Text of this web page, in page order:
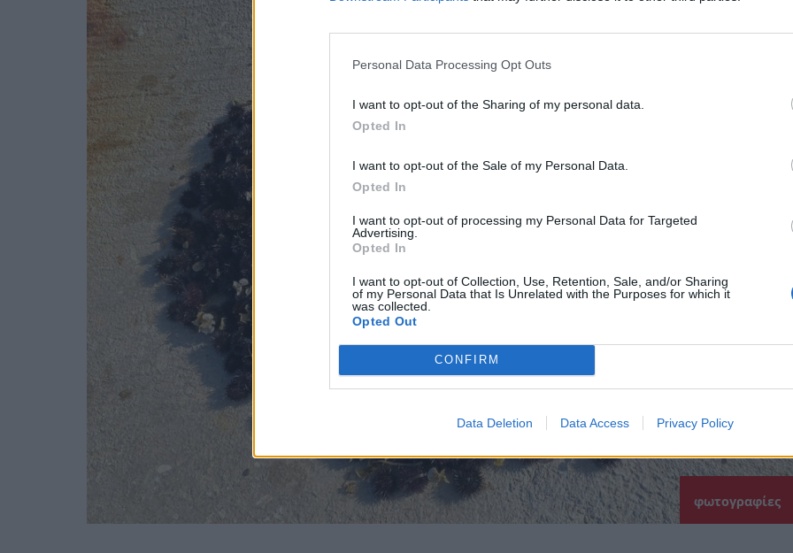
Personal Data Processing Opt Outs
I want to opt-out of the Sharing of my personal data.
Opted In
I want to opt-out of the Sale of my Personal Data.
Opted In
I want to opt-out of processing my Personal Data for Targeted
Advertising.
Opted In
I want to opt-out of Collection, Use, Retention, Sale, and/or Sharing
of my Personal Data that Is Unrelated with the Purposes for which it
was collected.
Opted Out
CONFIRM
Data Deletion Data Access Privacy Policy
φωτογραφίες